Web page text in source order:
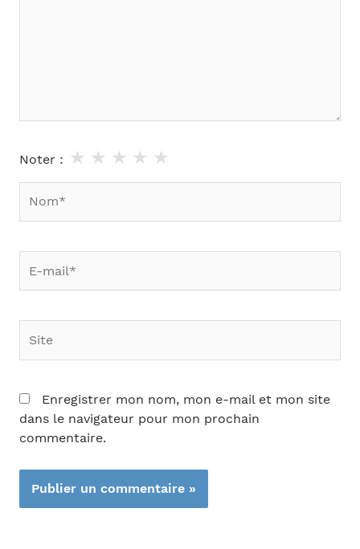
Noter : ★
★
★
★
★
mail*
Enregistrer mon nom, mon e-mail et mon site
dans le navigateur pour mon prochain
commentaire.